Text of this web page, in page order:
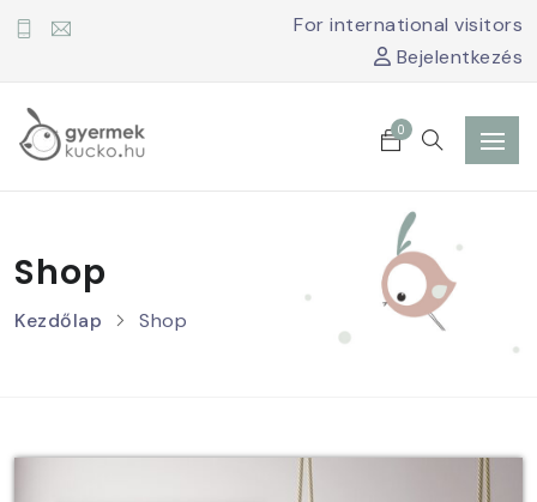
For international visitors
Bejelentkezés
0
Shop
Kezdőlap Shop